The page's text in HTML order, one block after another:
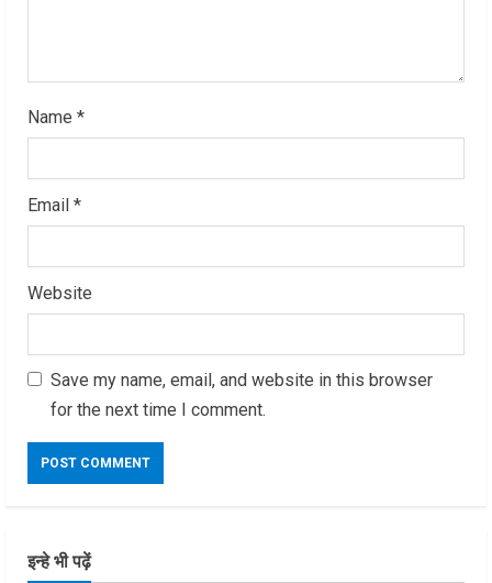
Name *
Email *
Website
Save my name, email, and website in this browser
for the next time I comment.
इन्हे भी पढ़ें